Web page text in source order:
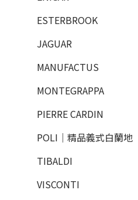
ESTERBROOK
JAGUAR
MANUFACTUS
MONTEGRAPPA
PIERRE CARDIN
POLI｜精品義式白蘭地
TIBALDI
VISCONTI